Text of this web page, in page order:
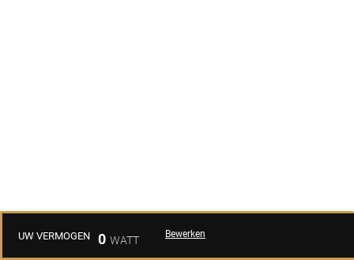
UW VERMOGEN 0 Bewerken